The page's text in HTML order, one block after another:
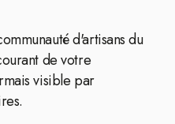
d'artisans du
de votre
visible par